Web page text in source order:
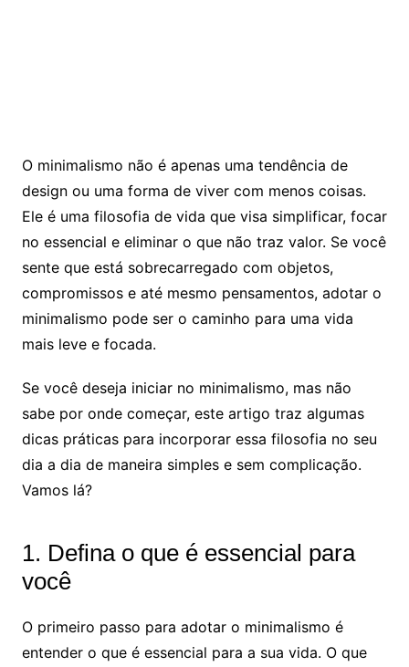
O minimalismo não é apenas uma tendência de
design ou uma forma de viver com menos coisas.
Ele é uma filosofia de vida que visa simplificar, focar
no essencial e eliminar o que não traz valor. Se você
sente que está sobrecarregado com objetos,
compromissos e até mesmo pensamentos, adotar o
minimalismo pode ser o caminho para uma vida
mais leve e focada.
Se você deseja iniciar no minimalismo, mas não
sabe por onde começar, este artigo traz algumas
dicas práticas para incorporar essa filosofia no seu
dia a dia de maneira simples e sem complicação.
Vamos lá?
1. Defina o que é essencial para
você
O primeiro passo para adotar o minimalismo é
entender o que é essencial para a sua vida. O que